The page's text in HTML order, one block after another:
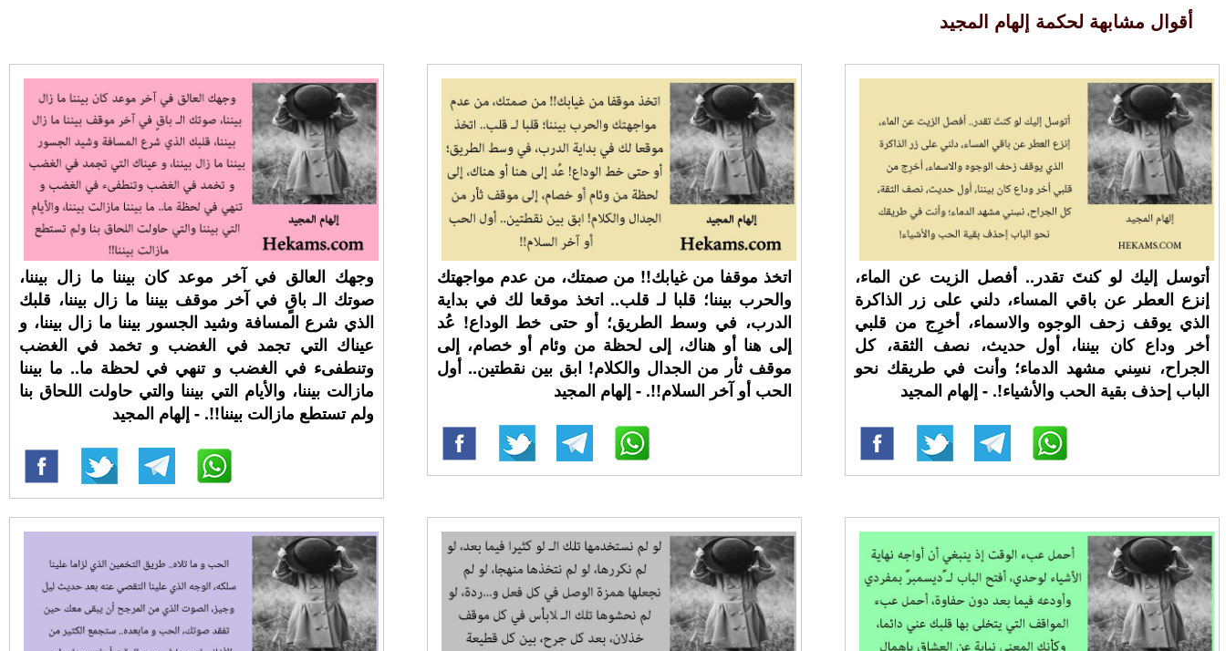
أقوال مشابهة لحكمة إلهام المجيد
وجهك العالق في آخر موعد كان بيننا ما زال بيننا،
صوتك الـ باقٍ في آخر موقف بيننا ما زال بيننا، قلبك
الذي شرع المسافة وشيد الجسور بيننا ما زال بيننا، و
عيناك التي تجمد في الغضب و تخمد في الغضب
وتنطفىء في الغضب و تنهي في لحظة ما.. ما بيننا
مازالت بيننا، والأيام التي بيننا والتي حاولت اللحاق بنا
ولم تستطع مازالت بيننا!!. - إلهام المجيد
اتخذ موقفا من غيابك!! من صمتك، من عدم مواجهتك
والحرب بيننا؛ قلبا لـ قلب.. اتخذ موقعا لك في بداية
الدرب، في وسط الطريق؛ أو حتى خط الوداع! عُد
إلى هنا أو هناك، إلى لحظة من وئام أو خصام، إلى
موقف ثأر من الجدال والكلام! ابق بين نقطتين.. أول
الحب أو آخر السلام!!. - إلهام المجيد
أتوسل إليك لو كنتَ تقدر.. أفصل الزيت عن الماء،
إنزع العطر عن باقي المساء، دلني على زر الذاكرة
الذي يوقف زحف الوجوه والاسماء، أخرِج من قلبي
أخر وداع كان بيننا، أول حديث، نصف الثقة، كل
الجراح، نسِني مشهد الدماء؛ وأنت في طريقك نحو
الباب إحذف بقية الحب والأشياء!. - إلهام المجيد